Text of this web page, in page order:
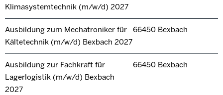
Klimasystemtechnik (m/w/d) 2027
Ausbildung zum Mechatroniker für
Kältetechnik (m/w/d) Bexbach 2027
66450 Bexbach
Ausbildung zur Fachkraft für
Lagerlogistik (m/w/d) Bexbach
2027
66450 Bexbach